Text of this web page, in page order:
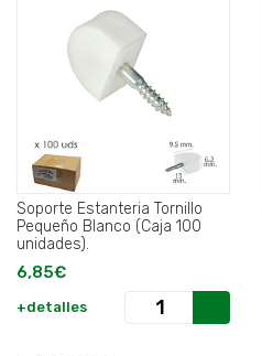
Soporte Estanteria Tornillo
Pequeño Blanco (Caja 100
unidades).
6,85€
+detalles